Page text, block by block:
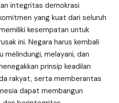
integritas demokrasi
yang kuat dari seluruh
kesempatan untuk
ini. Negara harus kembali
melayani, dan
prinsip keadilan
rakyat, serta memberantas
dapat membangun